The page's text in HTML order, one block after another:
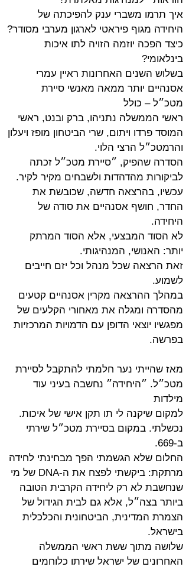
איך תרמו משברי ענק להפיכתה של
היחידה מגוף פיראטי לארגון מערבי מסודר?
כיצד הפכה יוזמה הזויה לתו איכות
בינלאומי?
בשלוש השנים האחרונות ראיין עמרי
אסנהיים יותר ממאה מאנשי סיירת
מטכ״ל – כולל
ראשי הממשלה נתניהו, ברק ובנט, ראשי
המוסד פרדו ויתום, שרי הביטחון מופז ויעלון
והרמטכ״ל הרצי הלוי.
הסדרה שהפיק, ״סיירת מטכ״ל זכתה
לביקורות מהדהדות ולשבחים מקיר לקיר.
עכשיו, בהרצאה חדשה, שכובשת את
החדר, חושף אסנהיים את סודה של
היחידה.
לא הסוד המבצעי, אלא הסוד המרתק
יותר: האנושי, המנהיגותי.
זאת הרצאה שכל מנהל וכל יזם חייבים
לשמוע.
במהלך ההרצאה מקרין אסנהיים קטעים
מהסדרה ומגלה את מאחורי הקלעים של
מפגשיו יוצאי הדופן עם הדמויות המרכזיות
בפרשה.
מאז שהייתי נער חלמתי להתקבל לסיירת
מטכ״ל. ״היחידה״ נחשבה בעיני עוד
מילדות
למקום שיקנה לי תו תקן אישי של איכות.
נכשלתי. במקום בסיירת מטכ״ל שירתי
ב-669.
החלום שלא הגשמתי הפך מבחינתי לחידה
מרתקת: ביקשתי לפצח את ה-DNA של מי
שנחשבת לא רק ליחידה הקרבית הטובה
ביותר בצה״ל, אלא גם לבית הגידול של
הצמרת המדינית, הביטחונית והכלכלית
בישראל.
שלושה מתוך ששת ראשי הממשלה
האחרונים של ישראל שירתו כלוחמים